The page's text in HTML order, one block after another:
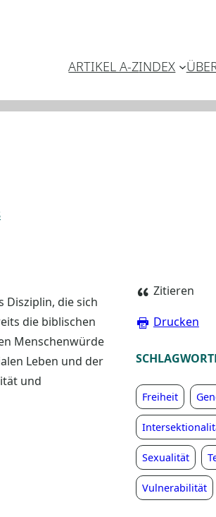
ARTIKEL A-ZINDEX
Disziplin, die sich
die biblischen
Menschenwürde
Leben und der
und
Zitieren
Drucken
Freiheit
Sexualität
Vulnerabilität